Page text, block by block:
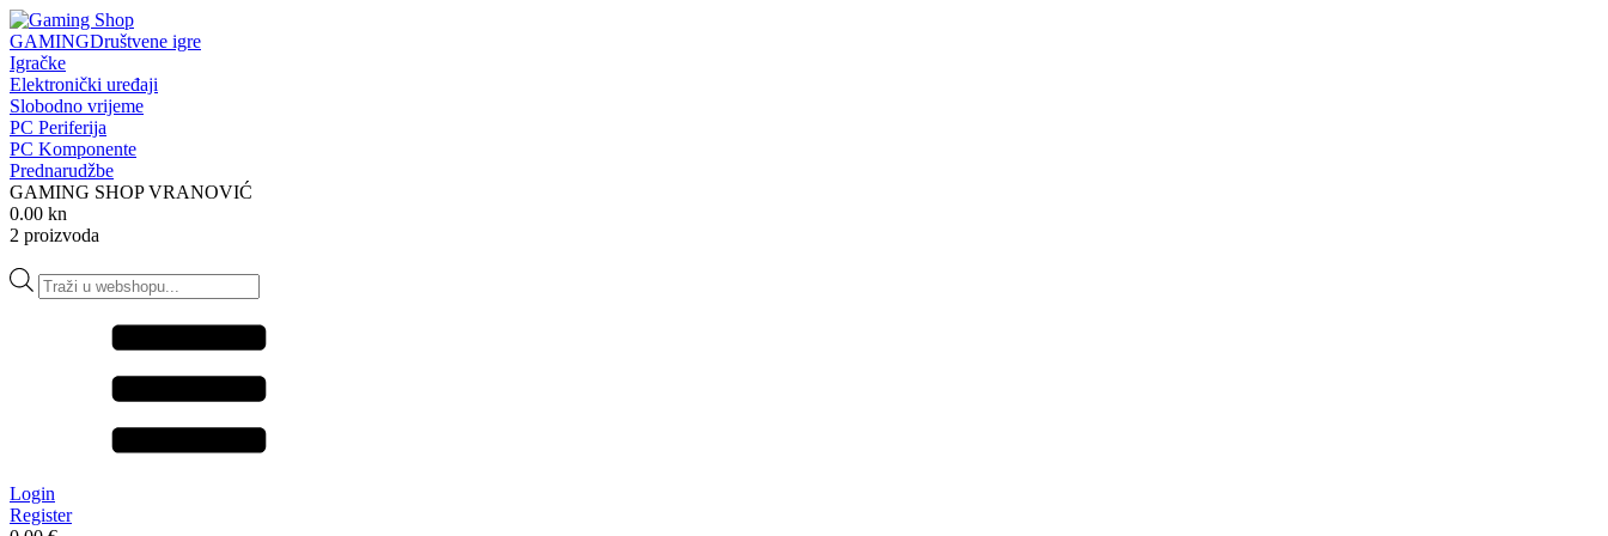
GAMINGDruštvene igre
Igračke
Elektronički uređaji
Slobodno vrijeme
PC Periferija
PC Komponente
Prednarudžbe
GAMING SHOP VRANOVIĆ
0.00 kn
2 proizvoda
Products
search
Login
Register